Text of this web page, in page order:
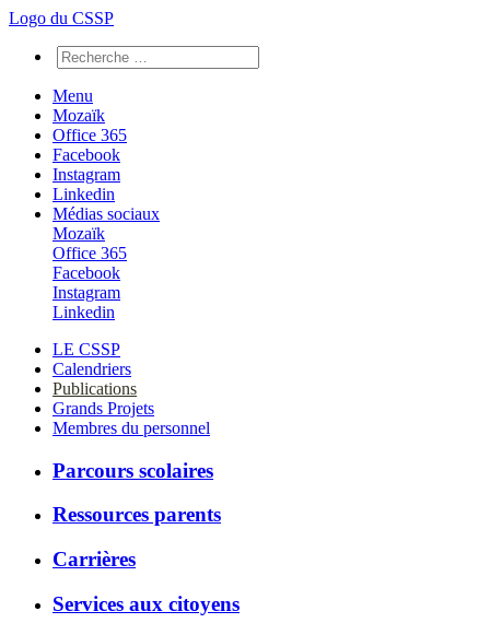
Logo du CSSP
Menu
Mozaïk
Office 365
Facebook
Instagram
Linkedin
Médias sociaux
Mozaïk
Office 365
Facebook
Instagram
Linkedin
LE CSSP
Calendriers
Publications
Grands Projets
Membres du personnel
Parcours scolaires
Ressources parents
Carrières
Services aux citoyens